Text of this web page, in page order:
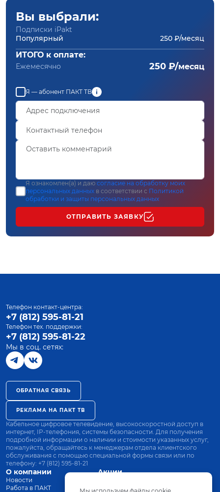
Вы выбрали:
Подписки iPakt
Популярный
250 ₽/месяц
ИТОГО к оплате:
Ежемесячно 250 ₽/месяц
Я — абонент ПАКТ ТВ
Я ознакомлен(а) и даю согласие на обработку моих
персональных данных в соответствии с Политикой
обработки и защиты персональных данных
ОТПРАВИТЬ ЗАЯВКУ
О компании
Новости
Работа в ПАКТ
Акции
Оплата
Телефон контакт-центра:
+7 (812) 595-81-21
Телефон тех. поддержки:
+7 (812) 595-81-22
Мы в соц. сетях:
ОБРАТНАЯ СВЯЗЬ
РЕКЛАМА НА ПАКТ ТВ
Кабельное цифровое телевидение, высокоскоростной доступ в
интернет, IP-телефония, системы безопасности. Для получения
подробной информации о наличии и стоимости указанных услуг,
пожалуйста, обращайтесь к менеджерам отдела клиентского
обслуживания с помощью специальной формы связи или по
телефону: +7 (812) 595-81-21